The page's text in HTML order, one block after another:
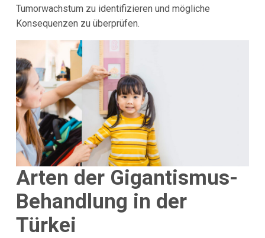
Tumorwachstum zu identifizieren und mögliche
Konsequenzen zu überprüfen.
Arten der Gigantismus-
Behandlung in der
Türkei